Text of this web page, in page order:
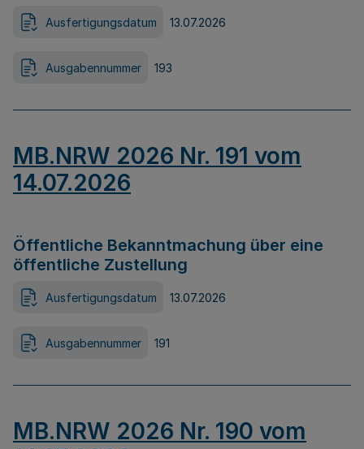
Ausfertigungsdatum 13.07.2026
Ausgabennummer 193
MB.NRW 2026 Nr. 191 vom
14.07.2026
Öffentliche Bekanntmachung über eine
öffentliche Zustellung
Ausfertigungsdatum 13.07.2026
Ausgabennummer 191
MB.NRW 2026 Nr. 190 vom